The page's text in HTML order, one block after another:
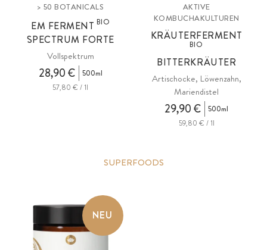
> 50 BOTANICALS
EM FERMENTBIO
SPECTRUM FORTE
Vollspektrum
28,90 €
500ml
57,80 € / 1l
AKTIVE
KOMBUCHAKULTUREN
KRÄUTERFERMENT
BIO
BITTERKRÄUTER
Artischocke, Löwenzahn,
Mariendistel
29,90 €
500ml
59,80 € / 1l
SUPERFOODS
NEU